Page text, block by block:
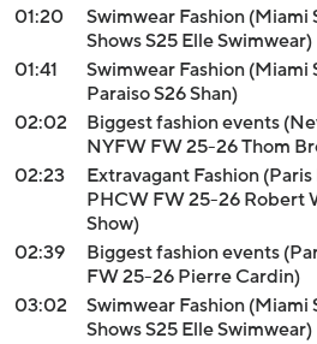
01:20
Swimwear Fashion (Miami
Shows S25 Elle Swimwear)
01:41
Swimwear Fashion (Miami
Paraiso S26 Shan)
02:02
Biggest fashion events
NYFW FW 25-26 Thom
02:23
Extravagant Fashion
PHCW FW 25-26 Robert
Show)
02:39
Biggest fashion events
FW 25-26 Pierre Cardin)
03:02
Swimwear Fashion (Miami
Shows S25 Elle Swimwear)